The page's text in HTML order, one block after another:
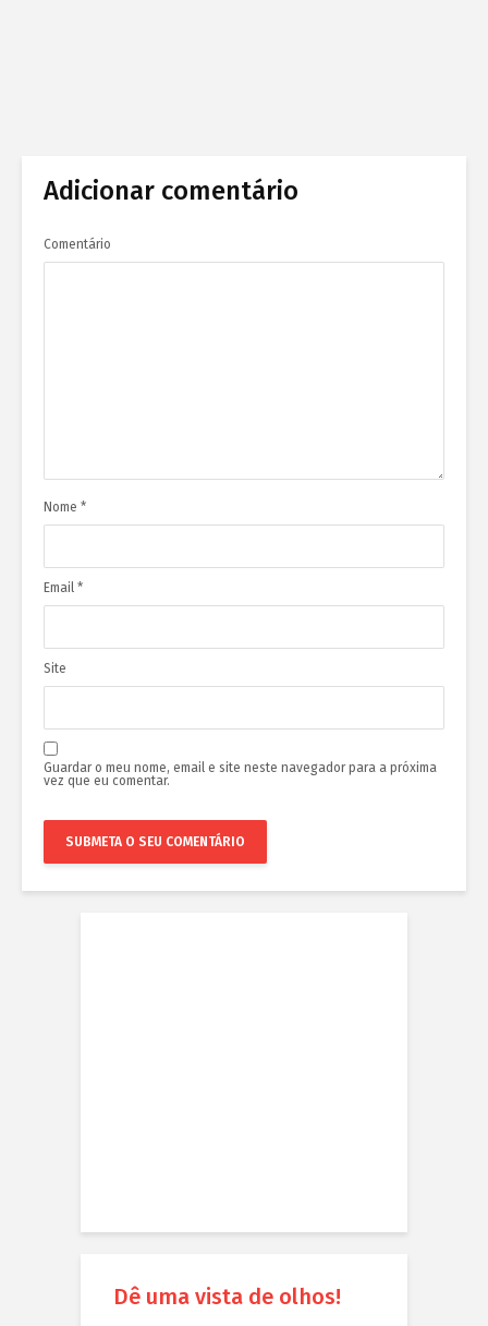
Adicionar comentário
Comentário
Nome *
Email *
Site
Guardar o meu nome, email e site neste navegador para a próxima
vez que eu comentar.
Dê uma vista de olhos!